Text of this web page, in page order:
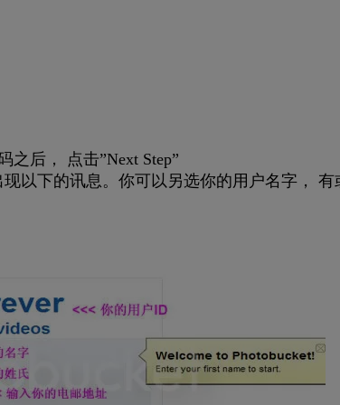
后， 点击”Next Step”
以下的讯息。你可以另选你的用户名字，